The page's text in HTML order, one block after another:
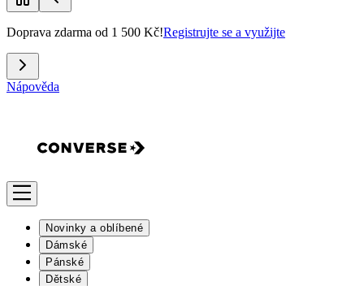
Doprava zdarma od 1 500 Kč!Registrujte se a využijte
Nápověda
Novinky a oblíbené
Dámské
Pánské
Dětské